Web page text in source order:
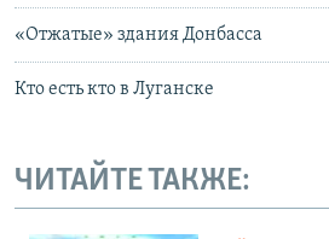
«Отжатые» здания Донбасса
Кто есть кто в Луганске
ЧИТАЙТЕ ТАКЖЕ: